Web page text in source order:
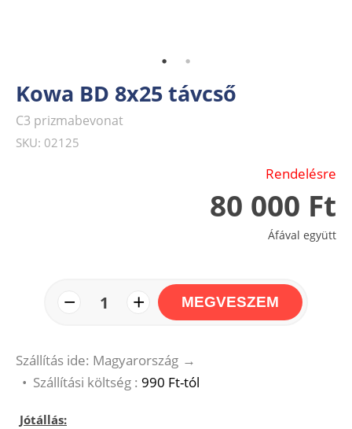
Kowa BD 8x25 távcső
C3 prizmabevonat
SKU: 02125
Rendelésre
80 000 Ft
Áfával együtt
− 1 + MEGVESZEM
Szállítás ide: Magyarország →
• Szállítási költség : 990 Ft-tól
Jótállás: